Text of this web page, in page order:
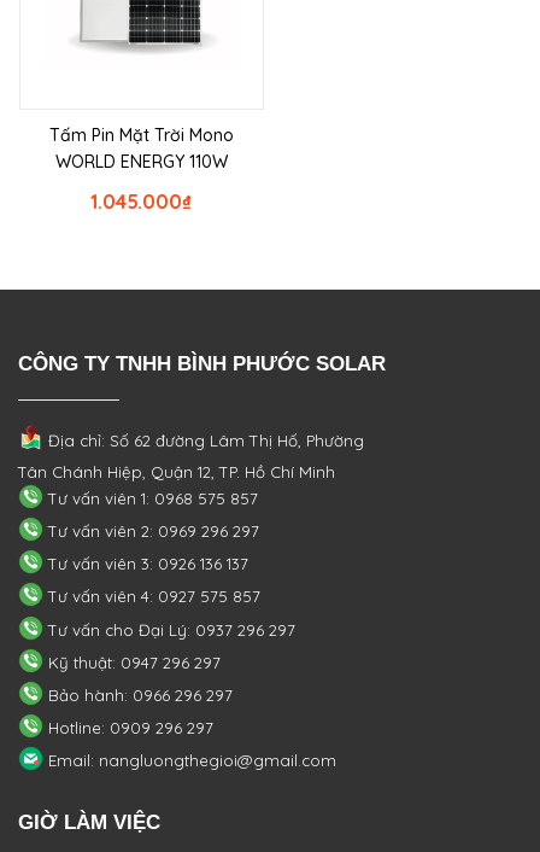
Tấm Pin Mặt Trời Mono
WORLD ENERGY 110W
₫
1.045.000
CÔNG TY TNHH BÌNH PHƯỚC SOLAR
Địa chỉ: Số 62 đường Lâm Thị Hố, Phường
Tân Chánh Hiệp, Quận 12, TP. Hồ Chí Minh
Tư vấn viên 1: 0968 575 857
Tư vấn viên 2: 0969 296 297
Tư vấn viên 3: 0926 136 137
Tư vấn viên 4: 0927 575 857
Tư vấn cho Đại Lý: 0937 296 297
Kỹ thuật: 0947 296 297
Bảo hành: 0966 296 297
Hotline: 0909 296 297
Email: nangluongthegioi@gmail.com
GIỜ LÀM VIỆC